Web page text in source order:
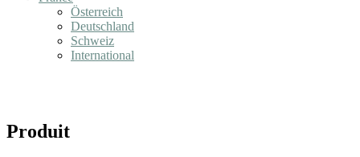
Österreich
Deutschland
Schweiz
International
Produit